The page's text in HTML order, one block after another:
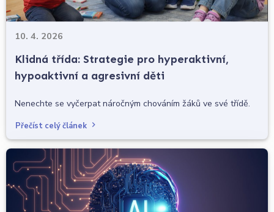
10. 4. 2026
Klidná třída: Strategie pro hyperaktivní,
hypoaktivní a agresivní děti
Nenechte se vyčerpat náročným chováním žáků ve své třídě.
Přečíst celý článek